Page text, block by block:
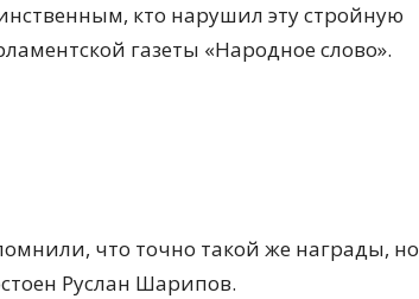
кто нарушил эту стройную
газеты «Народное слово».
что точно такой же награды, но
Руслан Шарипов.